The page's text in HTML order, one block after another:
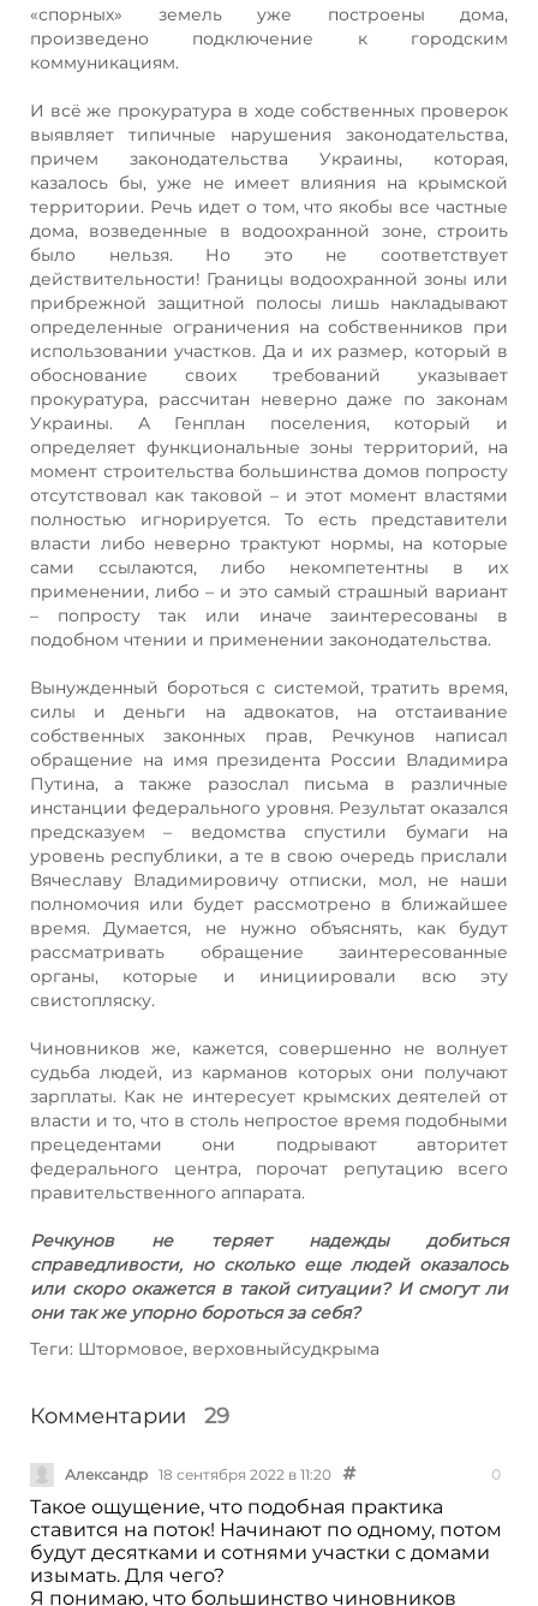
«спорных» земель уже построены дома,
произведено подключение к городским
коммуникациям.
И всё же прокуратура в ходе собственных проверок
выявляет типичные нарушения законодательства,
причем законодательства Украины, которая,
казалось бы, уже не имеет влияния на крымской
территории. Речь идет о том, что якобы все частные
дома, возведенные в водоохранной зоне, строить
было нельзя. Но это не соответствует
действительности! Границы водоохранной зоны или
прибрежной защитной полосы лишь накладывают
определенные ограничения на собственников при
использовании участков. Да и их размер, который в
обоснование своих требований указывает
прокуратура, рассчитан неверно даже по законам
Украины. А Генплан поселения, который и
определяет функциональные зоны территорий, на
момент строительства большинства домов попросту
отсутствовал как таковой – и этот момент властями
полностью игнорируется. То есть представители
власти либо неверно трактуют нормы, на которые
сами ссылаются, либо некомпетентны в их
применении, либо – и это самый страшный вариант
– попросту так или иначе заинтересованы в
подобном чтении и применении законодательства.
Вынужденный бороться с системой, тратить время,
силы и деньги на адвокатов, на отстаивание
собственных законных прав, Речкунов написал
обращение на имя президента России Владимира
Путина, а также разослал письма в различные
инстанции федерального уровня. Результат оказался
предсказуем – ведомства спустили бумаги на
уровень республики, а те в свою очередь прислали
Вячеславу Владимировичу отписки, мол, не наши
полномочия или будет рассмотрено в ближайшее
время. Думается, не нужно объяснять, как будут
рассматривать обращение заинтересованные
органы, которые и инициировали всю эту
свистопляску.
Чиновников же, кажется, совершенно не волнует
судьба людей, из карманов которых они получают
зарплаты. Как не интересует крымских деятелей от
власти и то, что в столь непростое время подобными
прецедентами они подрывают авторитет
федерального центра, порочат репутацию всего
правительственного аппарата.
Речкунов не теряет надежды добиться
справедливости, но сколько еще людей оказалось
или скоро окажется в такой ситуации? И смогут ли
они так же упорно бороться за себя?
Теги: Штормовое, верховныйсудкрыма
Комментарии 29
Александр 18 сентября 2022 в 11:20 0
Такое ощущение, что подобная практика
ставится на поток! Начинают по одному, потом
будут десятками и сотнями участки с домами
изымать. Для чего?
Я понимаю, что большинство чиновников